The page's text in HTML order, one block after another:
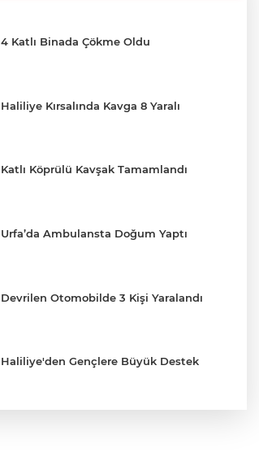
4 Katlı Binada Çökme Oldu
Haliliye Kırsalında Kavga 8 Yaralı
Katlı Köprülü Kavşak Tamamlandı
Urfa’da Ambulansta Doğum Yaptı
Devrilen Otomobilde 3 Kişi Yaralandı
Haliliye'den Gençlere Büyük Destek